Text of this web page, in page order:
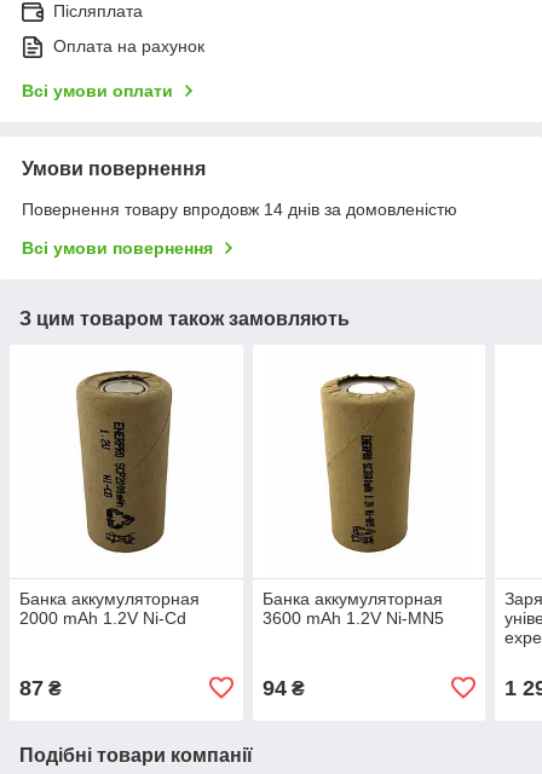
Післяплата
Оплата на рахунок
Всі умови оплати
Умови повернення
Повернення товару впродовж 14 днів за домовленістю
Всі умови повернення
З цим товаром також замовляють
Банка аккумуляторная
2000 mAh 1.2V Ni-Cd
87 ₴
Банка аккумуляторная
3600 mAh 1.2V Ni-MN5
94₴ 1
Подібні товари компанії